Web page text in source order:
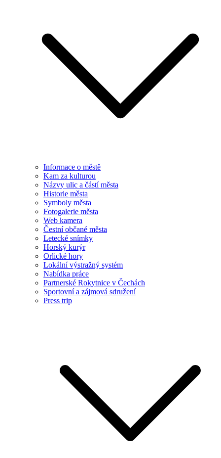
Informace o městě
Kam za kulturou
Názvy ulic a částí města
Historie města
Symboly města
Fotogalerie města
Web kamera
Čestní občané města
Letecké snímky
Horský kurýr
Orlické hory
Lokální výstražný systém
Nabídka práce
Partnerské Rokytnice v Čechách
Sportovní a zájmová sdružení
Press trip